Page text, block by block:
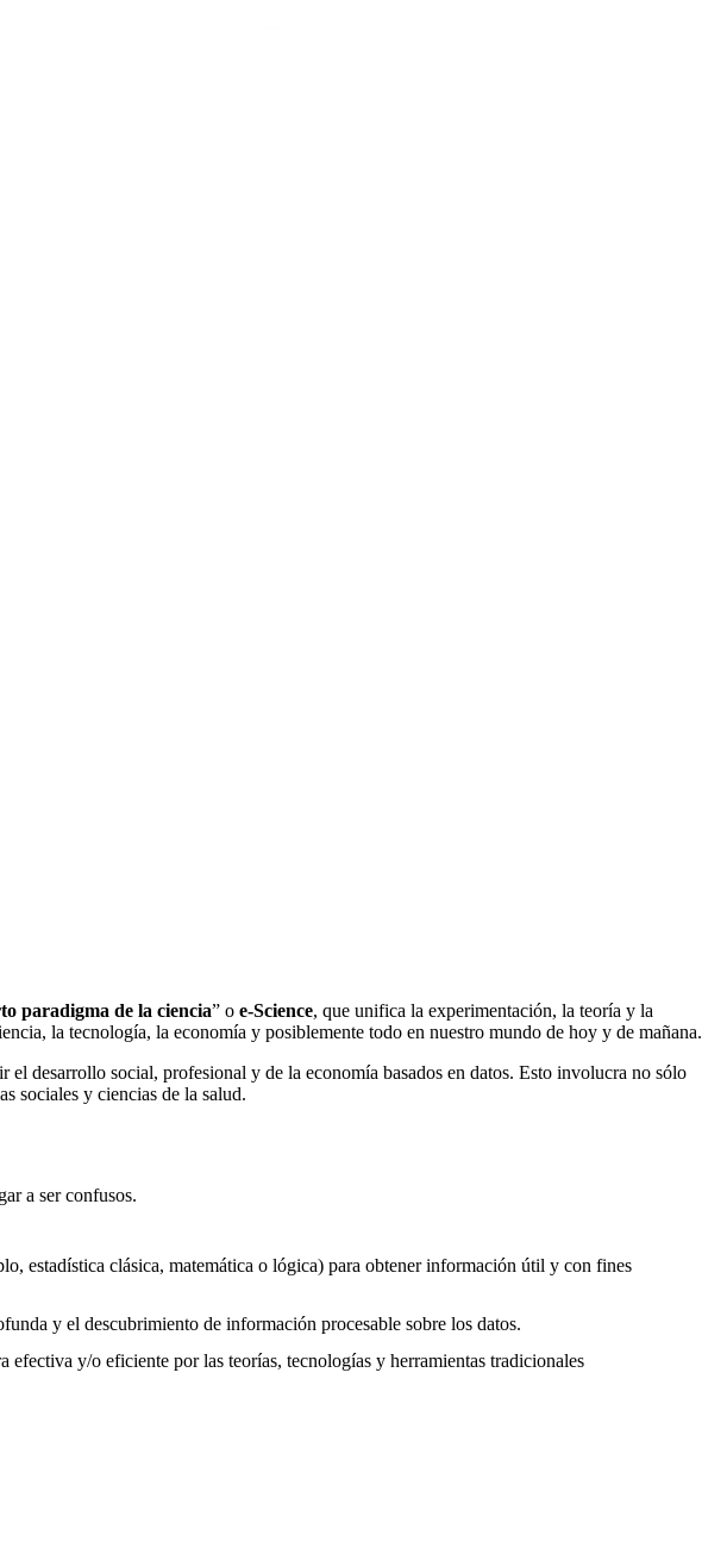
paradigma de la ciencia” o e-Science, que unifica la experimentación, la teoría y la
la tecnología, la economía y posiblemente todo en nuestro mundo de hoy y de mañana.
el desarrollo social, profesional y de la economía basados ​​en datos. Esto involucra no sólo
sociales y ciencias de la salud.
a ser confusos.
estadística clásica, matemática o lógica) para obtener información útil y con fines
y el descubrimiento de información procesable sobre los datos.
efectiva y/o eficiente por las teorías, tecnologías y herramientas tradicionales